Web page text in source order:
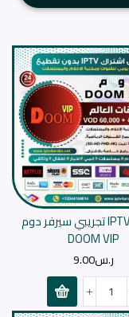
اشتراك IPTV تجريبي سيرفر دوم
DOOM VIP
ر.س9.00